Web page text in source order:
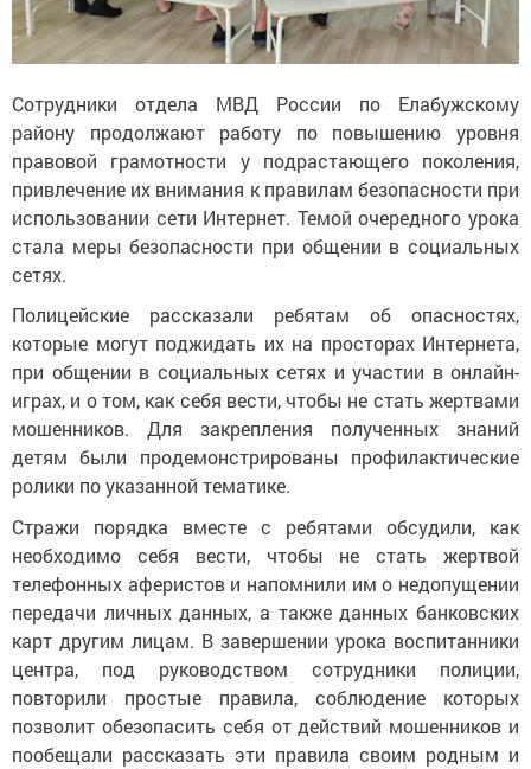
Сотрудники отдела МВД России по Елабужскому
району продолжают работу по повышению уровня
правовой грамотности у подрастающего поколения,
привлечение их внимания к правилам безопасности при
использовании сети Интернет. Темой очередного урока
стала меры безопасности при общении в социальных
сетях.
Полицейские рассказали ребятам об опасностях,
которые могут поджидать их на просторах Интернета,
при общении в социальных сетях и участии в онлайн-
играх, и о том, как себя вести, чтобы не стать жертвами
мошенников. Для закрепления полученных знаний
детям были продемонстрированы профилактические
ролики по указанной тематике.
Стражи порядка вместе с ребятами обсудили, как
необходимо себя вести, чтобы не стать жертвой
телефонных аферистов и напомнили им о недопущении
передачи личных данных, а также данных банковских
карт другим лицам. В завершении урока воспитанники
центра, под руководством сотрудники полиции,
повторили простые правила, соблюдение которых
позволит обезопасить себя от действий мошенников и
пообещали рассказать эти правила своим родным и